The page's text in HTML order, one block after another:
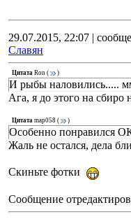
29.07.2015, 22:07 |
Славян
Цитата Ron ( )
И рыбы наловились.....
Ага, я до этого на сбиро
Цитата map058 ( )
Особенно понравился
Жаль не остался, дела
Скиньте фотки
Сообщение